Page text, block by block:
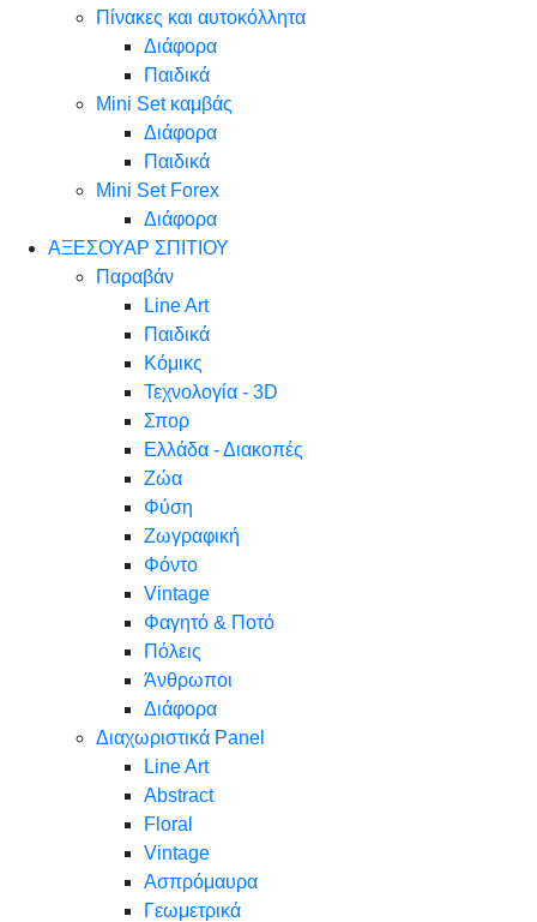
Πίνακες και αυτοκόλλητα
Διάφορα
Παιδικά
Mini Set καμβάς
Διάφορα
Παιδικά
Mini Set Forex
Διάφορα
ΑΞΕΣΟΥΑΡ ΣΠΙΤΙΟΥ
Παραβάν
Line Art
Παιδικά
Κόμικς
Τεχνολογία - 3D
Σπορ
Ελλάδα - Διακοπές
Ζώα
Φύση
Ζωγραφική
Φόντο
Vintage
Φαγητό & Ποτό
Πόλεις
Άνθρωποι
Διάφορα
Διαχωριστικά Panel
Line Art
Abstract
Floral
Vintage
Ασπρόμαυρα
Γεωμετρικά